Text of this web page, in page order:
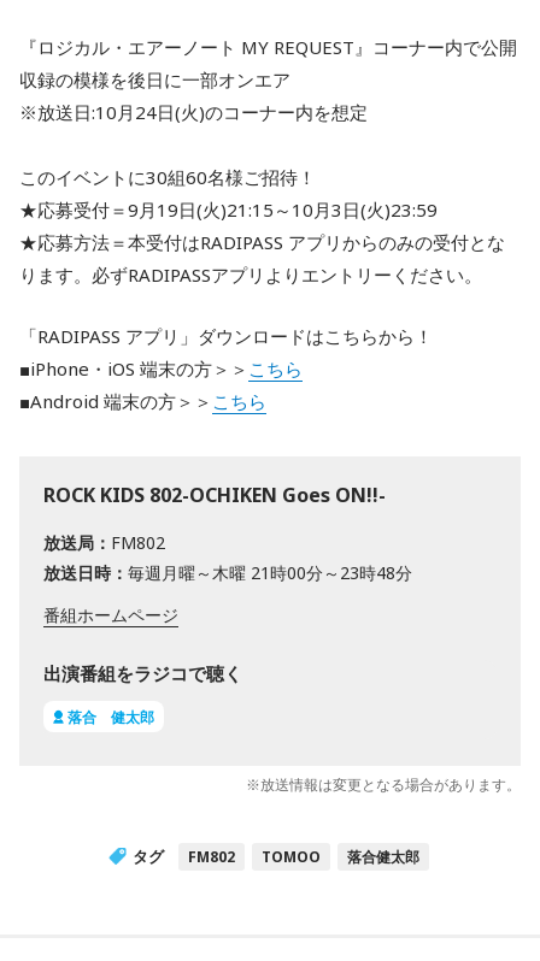
『ロジカル・エアーノート MY REQUEST』コーナー内で公開
収録の模様を後日に一部オンエア
※放送日:10月24日(火)のコーナー内を想定
このイベントに30組60名様ご招待！
★応募受付＝9月19日(火)21:15～10月3日(火)23:59
★応募方法＝本受付はRADIPASS アプリからのみの受付とな
ります。必ずRADIPASSアプリよりエントリーください。
「RADIPASS アプリ」ダウンロードはこちらから！
■iPhone・iOS 端末の方＞＞ こちら
■Android 端末の方＞＞ こちら
ROCK KIDS 802-OCHIKEN Goes ON!!-
放送局： FM802
放送日時： 毎週月曜～木曜 21時00分～23時48分
番組ホームページ
出演番組をラジコで聴く
落合 健太郎
※放送情報は変更となる場合があります。
タグ FM802 TOMOO 落合健太郎